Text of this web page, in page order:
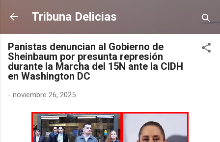
Ir al contenido principal
Tribuna Delicias
Panistas denuncian al Gobierno de
Sheinbaum por presunta represión
durante la Marcha del 15N ante la CIDH
en Washington DC
- noviembre 26, 2025